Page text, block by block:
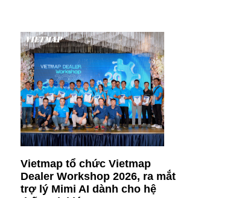
Vietmap tổ chức Vietmap
Dealer Workshop 2026, ra mắt
trợ lý Mimi AI dành cho hệ